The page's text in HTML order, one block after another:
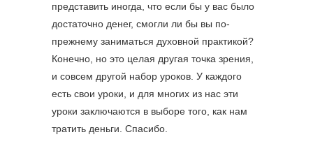
представить иногда, что если бы у вас было
достаточно денег, смогли ли бы вы по-
прежнему заниматься духовной практикой?
Конечно, но это целая другая точка зрения,
и совсем другой набор уроков. У каждого
есть свои уроки, и для многих из нас эти
уроки заключаются в выборе того, как нам
тратить деньги. Спасибо.